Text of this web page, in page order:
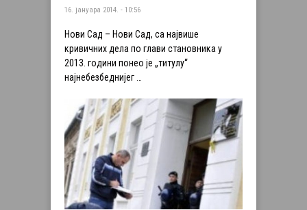
16. јануара 2014. - 10:56
Нови Сад – Нови Сад, са највише
кривичних дела по глави становника у
2013. години понео је „титулу“
најнебезбеднијег …